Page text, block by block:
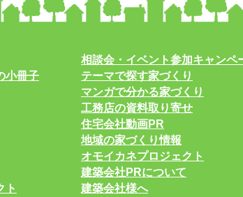
小冊子
ト
相談会・イベント参加キャンペ
テーマで探す家づくり
マンガで分かる家づくり
工務店の資料取り寄せ
住宅会社動画PR
地域の家づくり情報
オモイカネプロジェクト
建築会社PRについて
建築会社様へ